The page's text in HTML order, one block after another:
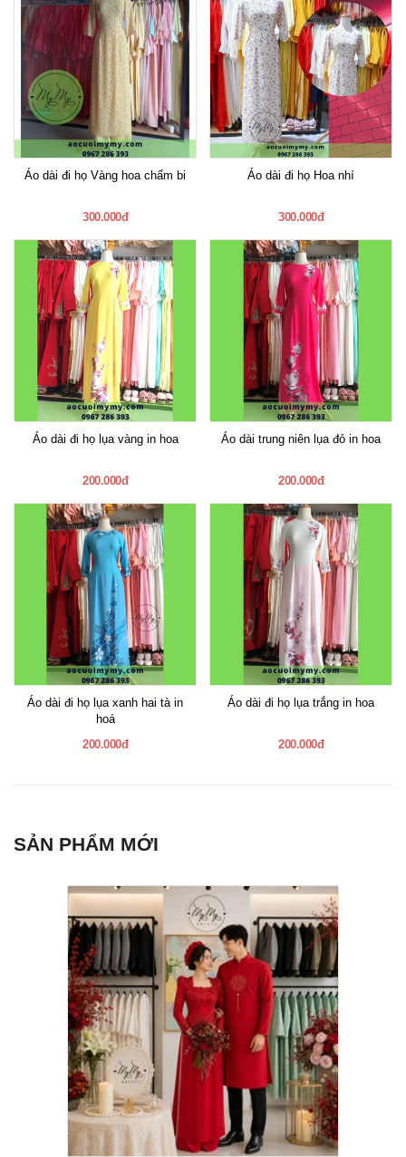
Áo dài đi họ Vàng hoa chấm bi
300.000đ
Áo dài đi họ Hoa nhí
300.000đ
Áo dài đi họ lụa vàng in hoa
200.000đ
Áo dài trung niên lụa đỏ in hoa
200.000đ
Áo dài đi họ lụa xanh hai tà in
hoá
200.000đ
Áo dài đi họ lụa trắng in hoa
200.000đ
SẢN PHẨM MỚI